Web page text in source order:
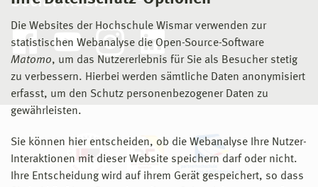
Die Websites der Hochschule Wismar verwenden zur
statistischen Webanalyse die Open-Source-Software
Matomo, um das Nutzererlebnis für Sie als Besucher stetig
zu verbessern. Hierbei werden sämtliche Daten anonymisiert
erfasst, um den Schutz personenbezogener Daten zu
gewährleisten.
Sie können hier entscheiden, ob die Webanalyse Ihre Nutzer-
Interaktionen mit dieser Website speichern darf oder nicht.
Ihre Entscheidung wird auf ihrem Gerät gespeichert, so dass